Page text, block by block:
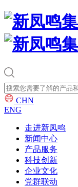
CHN
ENG
走进新凤鸣
新闻中心
产品服务
科技创新
企业文化
党群联动